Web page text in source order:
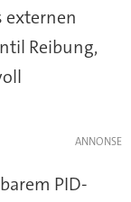
externen
Reibung,
PID-